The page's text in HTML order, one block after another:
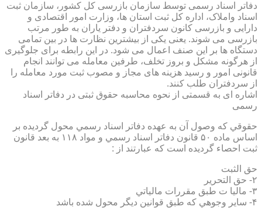
دفاتر اسناد رسمی توسط سازمان بازرسی کل کشور، سازمان ثبت
اسناد واملاک، اداره کل ثبت استان ها، وزارت امور اقتصادی و
دارایی و بازرسی کانون سردفتران و دفتر یاران به طور مرتب
بازرسی می شوند. یعنی یکی از بیشترین نظارت ها در بین تمامی
دستگاه ها بر این صنف اعمال می شود. در این رابطه برای جلوگیری
از هرگونه مشکل و بروز تخلف، طرفین معامله می توانند انجام
قانونی امور و رسید هزینه های مجاز و مصوب ثبت مورد معامله را
از سردفتران طلب کنند.
اشاره ای به قسمتی از نحوه محاسبه حقوق ثبتی در دفاتر اسناد
رسمی
حقوقي كه وصول آن به عهده دفاتر اسناد رسمي محول گرديده بر
اساس ماده ۵۰ قانون دفاتر اسناد رسمي و مواد ۱۱۸ به بعد قانون
ثبت احصاء گرديده است كه عبارتند از :
حق الثبت
۲- حق التحرير
۳- ماليا ت طبق مقررات مالياتي
۴- ساير وجوهي كه طبق قوانين ديگر محول شده باشد